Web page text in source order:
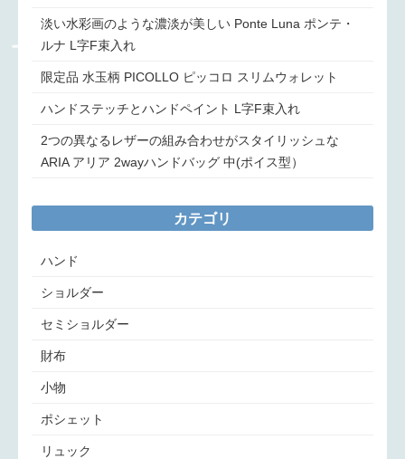
淡い水彩画のような濃淡が美しい Ponte Luna ポンテ・
ルナ L字F束入れ
限定品 水玉柄 PICOLLO ピッコロ スリムウォレット
ハンドステッチとハンドペイント L字F束入れ
2つの異なるレザーの組み合わせがスタイリッシュな
ARIA アリア 2wayハンドバッグ 中(ポイス型）
カテゴリ
ハンド
ショルダー
セミショルダー
財布
小物
ポシェット
リュック